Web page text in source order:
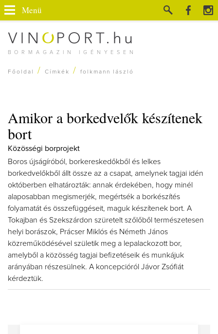
BORMAGAZIN IGÉNYESEN
Menü
Főoldal / Címkék / folkmann lászló
Amikor a borkedvelők készítenek
bort
Közösségi borprojekt
Boros újságíróból, borkereskedőkből és lelkes
borkedvelőkből állt össze az a csapat, amelynek tagjai idén
októberben elhatározták: annak érdekében, hogy minél
alaposabban megismerjék, megértsék a borkészítés
folyamatát és összefüggéseit, maguk készítenek bort. A
Tokajban és Szekszárdon szüretelt szőlőből természetesen
helyi borászok, Prácser Miklós és Németh János
közreműködésével születik meg a lepalackozott bor,
amelyből a közösség tagjai befizetéseik és munkájuk
arányában részesülnek. A koncepcióról Jávor Zsófiát
kérdeztük.